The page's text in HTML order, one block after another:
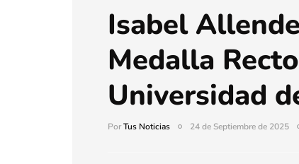
Isabel
Medalla
Universidad
PorTus Noticias 24 de Septiembre de 2025